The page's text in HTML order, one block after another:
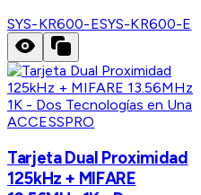
SYS-KR600-ESYS-KR600-E
ACCESSPRO
Tarjeta Dual Proximidad
125kHz + MIFARE